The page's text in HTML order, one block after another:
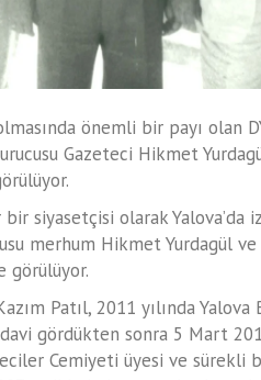
önemli bir payı olan
Gazeteci Hikmet
siyasetçisi olarak Yalova’da
merhum Hikmet Yurdagül
görülüyor.
Patıl, 2011 yılında
gördükten sonra 5 Mart
Cemiyeti üyesi ve sürekli